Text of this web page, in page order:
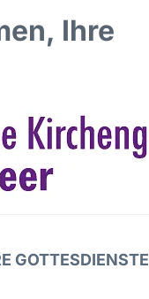
Ihre
GOTTESDIENSTE